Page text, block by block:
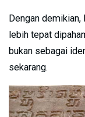
Dengan
lebih tepat
bukan sebagai
sekarang.